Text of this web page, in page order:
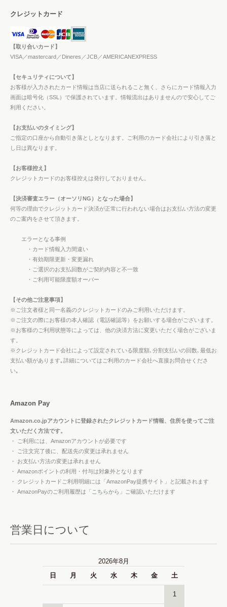
クレジットカード
【取り合いカード】
VISA／mastercard／Dineres／JCB／AMERICANEXPRESS
【セキュリティについて】
お客様が入力されたカード情報は当店に送られること無く、さらにカード情報入力
画面は暗号化（SSL）で保護されています。情報流出はありませんので安心してご
利用ください。
【お支払いのタイミング】
ご指定の口座から自動引き落としとなります。ご利用のカード会社により引き落と
し日は異なります。
【お客様控え】
クレジットカードのお客様控えは発行しておりません。
【決済審査エラー（オーソリNG）となった場合】
何等の理由でクレジットカード決済が正常に行われない場合はお支払い方法の変更
のご案内をさせて頂きます。
エラーとなる事例
・カード情報入力間違い
・有効期限更新・変更漏れ
・ご選択のお支払回数がご契約内容と不一致
・ご利用可能限度額オーバー
【その他ご注意事項】
※ご注文者様と同一名義のクレジットカードのみご利用いただけます。
※ご注文の際にお客様の本人確認（電話確認等）をお願いする場合がございます。
※お客様のご利用状態等によっては、他の決済方法に変更いただく場合がございま
す。
※クレジットカード会社によって設定されている限度額､分割支払いの回数､最低お
支払い額があります｡詳細についてはご利用のカード会社へ直接お問合せくださ
い｡
Amazon Pay
Amazon.co.jpアカウントに登録されたクレジットカード情報、住所を使ってご注
文いただく方法です。
・ ご利用には、Amazonアカウントが必要です
・ ご注文完了後に、配送先の変更は承れません
・ お支払い方法の変更は承れません
・ Amazonポイントの利用・付与は対象外となります
・ クレジットカードご利用明細には「AmazonPay提携サイト」と記載されます
・ AmazonPayのご利用履歴は「 こちらから 」ご確認いただけます
営業日について
2026年8月
日
月 火 水 木 金 土
1